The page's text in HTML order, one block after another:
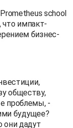
school
что импакт-
бизнес-
обществу,
проблемы, -
будущее?
дадут